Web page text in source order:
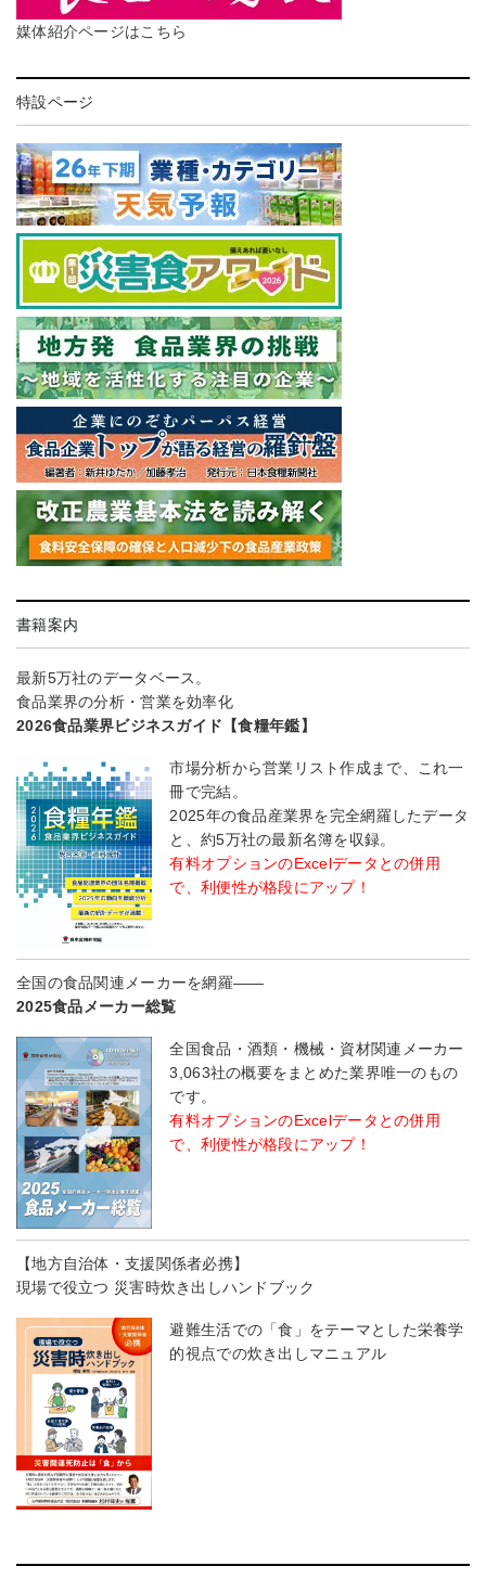
媒体紹介ページはこちら
特設ページ
書籍案内
最新5万社のデータベース。
食品業界の分析・営業を効率化
2026食品業界ビジネスガイド【食糧年鑑】
市場分析から営業リスト作成まで、これ一
冊で完結。
2025年の食品産業界を完全網羅したデータ
と、約5万社の最新名簿を収録。
有料オプションのExcelデータとの併用
で、利便性が格段にアップ！
全国の食品関連メーカーを網羅――
2025食品メーカー総覧
全国食品・酒類・機械・資材関連メーカー
3,063社の概要をまとめた業界唯一のもの
です。
有料オプションのExcelデータとの併用
で、利便性が格段にアップ！
【地方自治体・支援関係者必携】
現場で役立つ 災害時炊き出しハンドブック
避難生活での「食」をテーマとした栄養学
的視点での炊き出しマニュアル